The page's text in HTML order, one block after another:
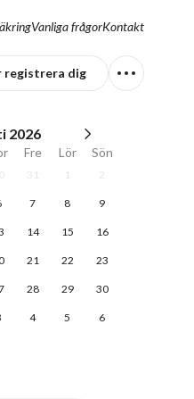
Vanliga frågorKontakt
registrera dig
2026
Fre Lör Sön
31 1 2
7 8 9
14 15 16
21 22 23
28 29 30
4 5 6